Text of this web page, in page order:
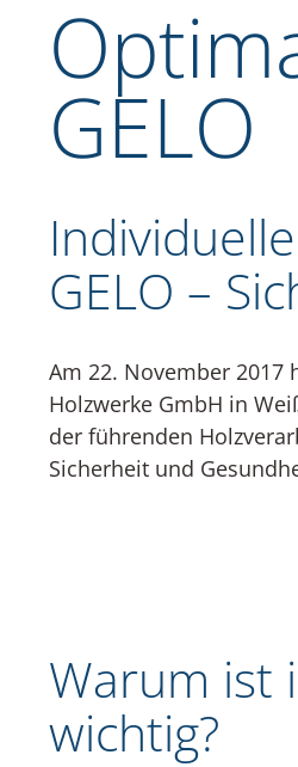
GELO
GELO –
Am 22. November 2017
Holzwerke GmbH in
der führenden
Sicherheit und
Warum ist
wichtig?